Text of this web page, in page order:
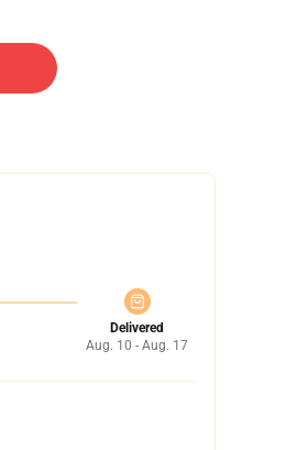
Delivered
Aug. 10 - Aug. 17